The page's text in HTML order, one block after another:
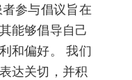
者参与倡议旨在
能够倡导自己
和偏好。 我们
达关切，并积